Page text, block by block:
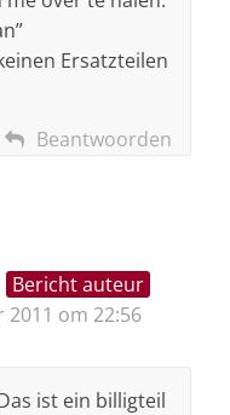
Ersatzteilen
Beantwoorden
Bericht auteur
2011 om 22:56
ist ein billigteil